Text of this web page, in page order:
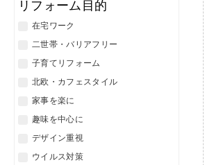
リフォーム目的
在宅ワーク
二世帯・バリアフリー
子育てリフォーム
北欧・カフェスタイル
家事を楽に
趣味を中心に
デザイン重視
ウイルス対策